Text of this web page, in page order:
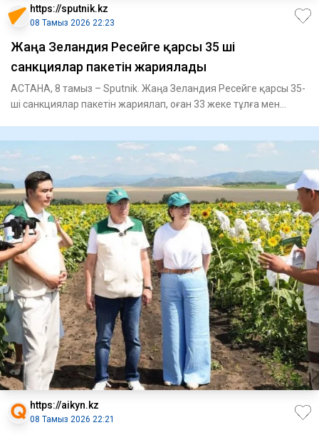
https://sputnik.kz
08 Тамыз 2026 22:23
Жаңа Зеландия Ресейге қарсы 35 ші
санкциялар пакетін жариялады
АСТАНА, 8 тамыз – Sputnik. Жаңа Зеландия Ресейге қарсы 35-
ші санкциялар пакетін жариялап, оған 33 жеке тұлға мен
https://aikyn.kz
08 Тамыз 2026 22:21